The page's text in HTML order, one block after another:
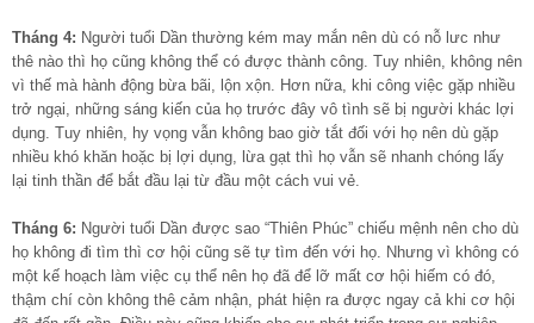
Tháng 4: Người tuổi Dần thường kém may mắn nên dù có nỗ lưc như
thê nào thì họ cũng không thể có được thành công. Tuy nhiên, không nên
vì thế mà hành động bừa bãi, lộn xộn. Hơn nữa, khi công việc gặp nhiều
trở ngại, những sáng kiến của họ trước đây vô tình sẽ bị người khác lợi
dụng. Tuy nhiên, hy vọng vẫn không bao giờ tắt đối với họ nên dù gặp
nhiều khó khăn hoặc bị lợi dụng, lừa gạt thì họ vẫn sẽ nhanh chóng lấy
lại tinh thần để bắt đầu lại từ đầu một cách vui vẻ.
Tháng 6: Người tuổi Dần được sao “Thiên Phúc” chiếu mệnh nên cho dù
họ không đi tìm thì cơ hội cũng sẽ tự tìm đến với họ. Nhưng vì không có
một kế hoạch làm việc cụ thể nên họ đã để lỡ mất cơ hội hiếm có đó,
thậm chí còn không thê cảm nhận, phát hiện ra được ngay cả khi cơ hội